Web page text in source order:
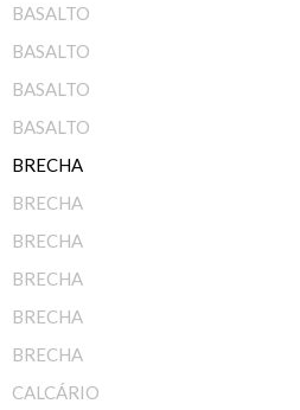
BASALTO
BASALTO
BASALTO
BASALTO
BRECHA
BRECHA
BRECHA
BRECHA
BRECHA
BRECHA
CALCÁRIO